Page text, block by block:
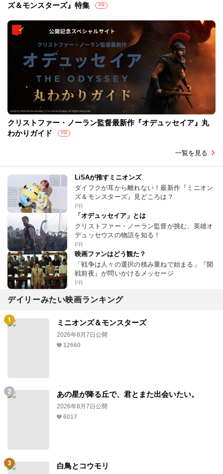
ズ＆モンスターズ』特集
PR
クリストファー・ノーラン監督最新作『オデュッセイア』丸
わかりガイド
PR
一覧を見る
LiSAが推すミニオンズ
ダイフクが耳から離れない！最新作『ミニオン
ズ＆モンスターズ』見どころは？
PR
「オデュッセイア」とは
クリストファー・ノーラン監督が挑む、英雄オ
デュッセウスの物語を知る！
PR
映画ファンはどう観た？
「戦争は人々の選択の積み重ねで始まる」『開
戦前夜』が問いかけるメッセージ
PR
デイリーみたい映画ランキング
ミニオンズ＆モンスターズ
2026年8月7日公開
12660
あの星が降る丘で、君とまた出会いたい。
2026年8月7日公開
6017
白鳥とコウモリ